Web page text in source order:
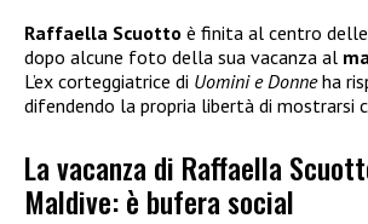
Raffaella Scuotto è finita al centro
dopo alcune foto della sua vacanza al
L’ex corteggiatrice di Uomini e Donneha
difendendo la propria libertà di mostrarsi
La vacanza di Raffaella
Maldive: è bufera social